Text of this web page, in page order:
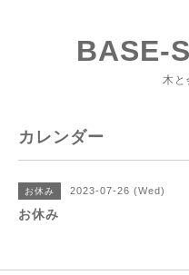
BASE-
木と
カレンダー
お休み 2023-07-26 (Wed)
お休み